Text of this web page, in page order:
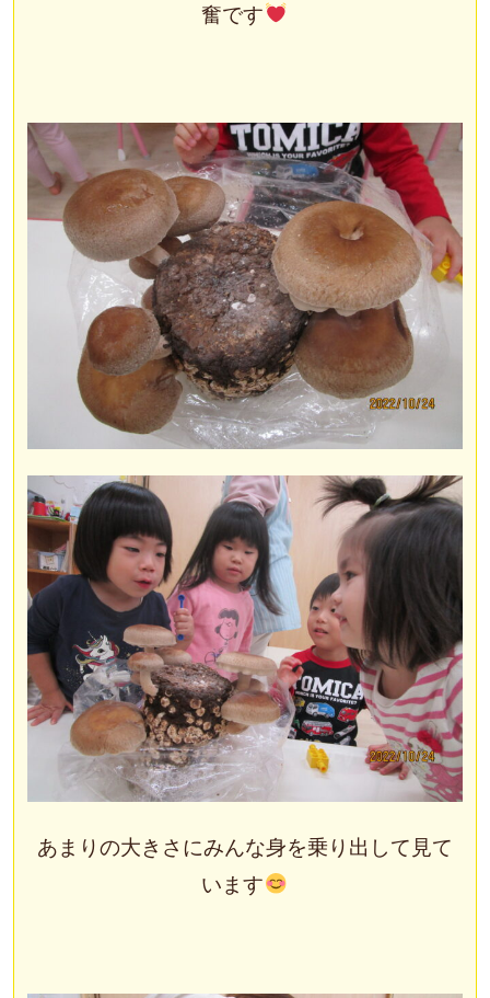
奮です
あまりの大きさにみんな身を乗り出して見て
います